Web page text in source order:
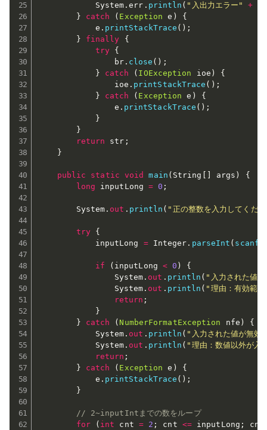
			System
.err . println ( "入出力エラー" +
}
catch ( Exception e )
{
			e
. printStackTrace ( ) ;
}
finally
{
try
{
				br
. close ( ) ;
}
catch ( IOException ioe )
{
				ioe
. printStackTrace ( ) ;
}
catch ( Exception e )
{
				e
. printStackTrace ( ) ;
}
}
return str ;
}
public static void main ( String args )
{
long inputLong = 0 ;
		System
. out . println ( "正の整数を入力してくだ
try
{
			inputLong
= Integer . parseInt ( scanf
if ( inputLong < 0 )
{
				System
. out . println ( "入力された値
				System
. out . println ( "理由：有効範
return ;
}
}
catch (NumberFormatException nfe )
{
			System
. out . println ( "入力された値が無効
			System
. out . println ( "理由：数値以外が入
return ;
}
catch ( Exception e )
{
			e
. printStackTrace ( ) ;
}
// 2~inputIntまでの数をループ
for
( int cnt = 2 ; cnt <= inputLong ; cnt